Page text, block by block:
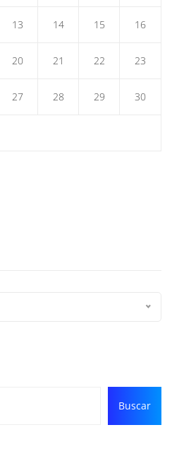
13 14 15 16
20 21 22 23
27 28 29 30
Buscar